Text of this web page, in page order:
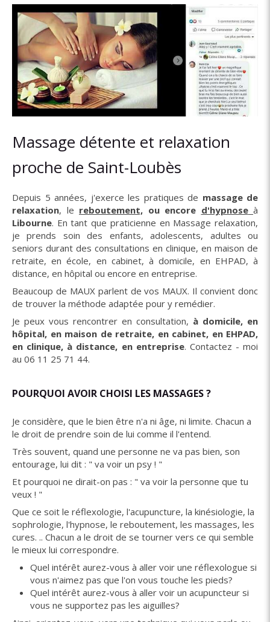
Massage détente et relaxation
proche de Saint-Loubès
Depuis 5 années, j'exerce les pratiques de massage de
relaxation, le reboutement, ou encore d'hypnose à
Libourne. En tant que praticienne en Massage relaxation,
je prends soin des enfants, adolescents, adultes ou
seniors durant des consultations en clinique, en maison de
retraite, en école, en cabinet, à domicile, en EHPAD, à
distance, en hôpital ou encore en entreprise.
Beaucoup de MAUX parlent de vos MAUX. Il convient donc
de trouver la méthode adaptée pour y remédier.
Je peux vous rencontrer en consultation, à domicile, en
hôpital, en maison de retraite, en cabinet, en EHPAD,
en clinique, à distance, en entreprise. Contactez - moi
au 06 11 25 71 44.
POURQUOI AVOIR CHOISI LES MASSAGES ?
Je considère, que le bien être n'a ni âge, ni limite. Chacun a
le droit de prendre soin de lui comme il l'entend.
Très souvent, quand une personne ne va pas bien, son
entourage, lui dit : " va voir un psy ! "
Et pourquoi ne dirait-on pas : " va voir la personne que tu
veux ! "
Que ce soit le réflexologie, l'acupuncture, la kinésiologie, la
sophrologie, l'hypnose, le reboutement, les massages, les
cures. .. Chacun a le droit de se tourner vers ce qui semble
le mieux lui correspondre.
Quel intérêt aurez-vous à aller voir une réflexologue si
vous n'aimez pas que l'on vous touche les pieds?
Quel intérêt aurez-vous à aller voir un acupuncteur si
vous ne supportez pas les aiguilles?